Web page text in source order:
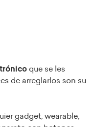
que se les
de arreglarlos son su
gadget, wearable,